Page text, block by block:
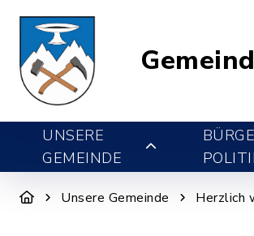
UNSERE
GEMEINDE
Unsere Gemeinde Herzlich